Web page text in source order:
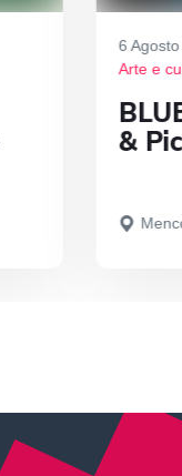
6
Arte e
&